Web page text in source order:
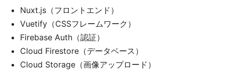
Nuxt.js（フロントエンド）
Vuetify（CSSフレームワーク）
Firebase Auth（認証）
Cloud Firestore（データベース）
Cloud Storage（画像アップロード）